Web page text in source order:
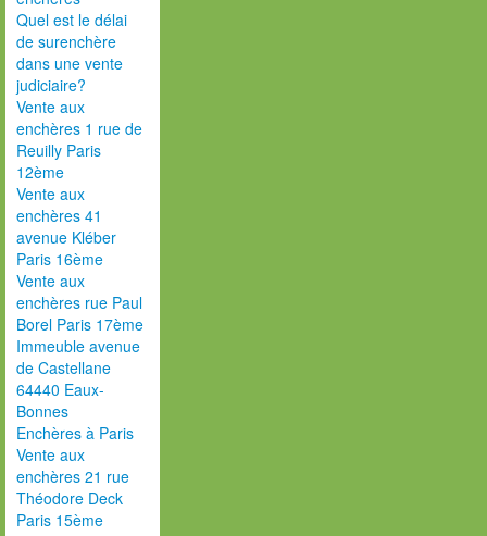
Quel est le délai
de surenchère
dans une vente
judiciaire?
Vente aux
enchères 1 rue de
Reuilly Paris
12ème
Vente aux
enchères 41
avenue Kléber
Paris 16ème
Vente aux
enchères rue Paul
Borel Paris 17ème
Immeuble avenue
de Castellane
64440 Eaux-
Bonnes
Enchères à Paris
Vente aux
enchères 21 rue
Théodore Deck
Paris 15ème